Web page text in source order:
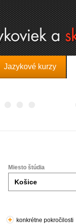
Jazykové kurzy
Miesto štúdia
konkrétne pokročilosti